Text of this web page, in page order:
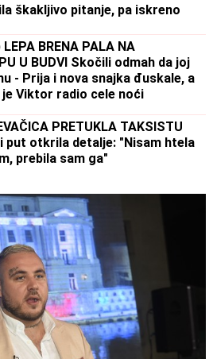
škakljivo pitanje, pa iskreno
LEPA BRENA PALA NA
U BUDVI Skočili odmah da joj
- Prija i nova snajka đuskale, a
Viktor radio cele noći
PRETUKLA TAKSISTU
put otkrila detalje: "Nisam htela
prebila sam ga"